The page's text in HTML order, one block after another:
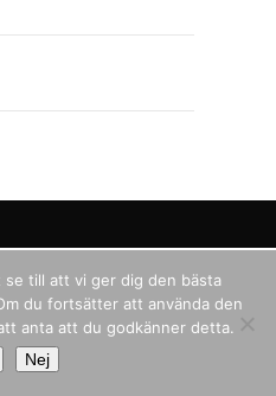
till att vi ger dig den bästa
du fortsätter att använda den
anta att du godkänner detta.
Nej